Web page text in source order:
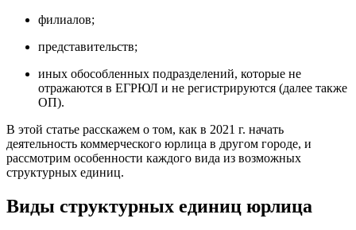
филиалов;
представительств;
иных обособленных подразделений, которые не
отражаются в ЕГРЮЛ и не регистрируются (далее также
ОП).
В этой статье расскажем о том, как в 2021 г. начать
деятельность коммерческого юрлица в другом городе, и
рассмотрим особенности каждого вида из возможных
структурных единиц.
Виды структурных единиц юрлица